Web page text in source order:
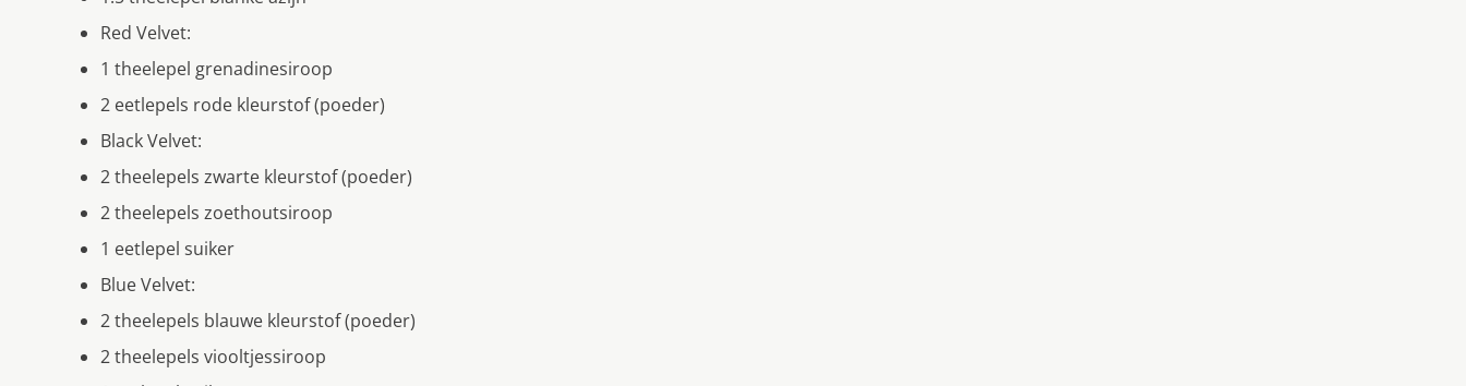
Red Velvet:
1 theelepel grenadinesiroop
2 eetlepels rode kleurstof (poeder)
Black Velvet:
2 theelepels zwarte kleurstof (poeder)
2 theelepels zoethoutsiroop
1 eetlepel suiker
Blue Velvet:
2 theelepels blauwe kleurstof (poeder)
2 theelepels viooltjessiroop